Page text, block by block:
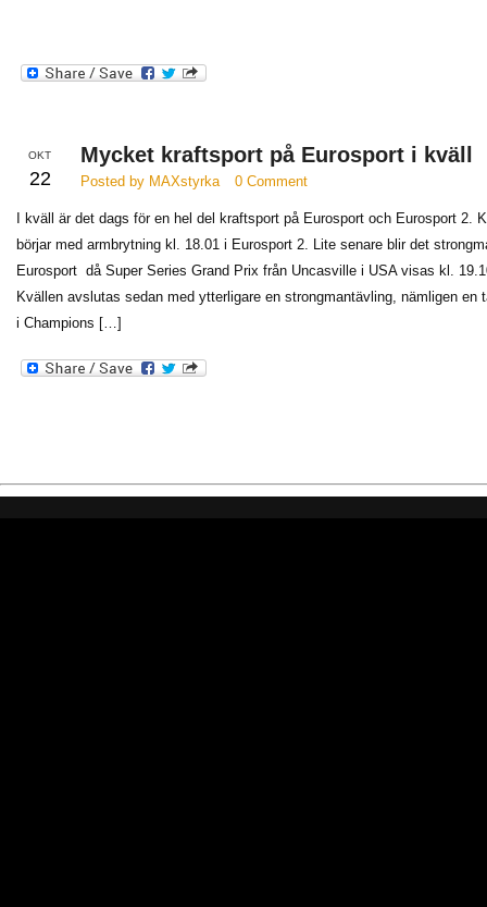
OKT
22
Mycket kraftsport på Eurosport i kväll
Posted by MAXstyrka 0 Comment
I kväll är det dags för en hel del kraftsport på Eurosport och Eurosport 2.
börjar med armbrytning kl. 18.01 i Eurosport 2. Lite senare blir det
Eurosport då Super Series Grand Prix från Uncasville i USA visas kl.
Kvällen avslutas sedan med ytterligare en strongmantävling, nämligen en
i Champions […]